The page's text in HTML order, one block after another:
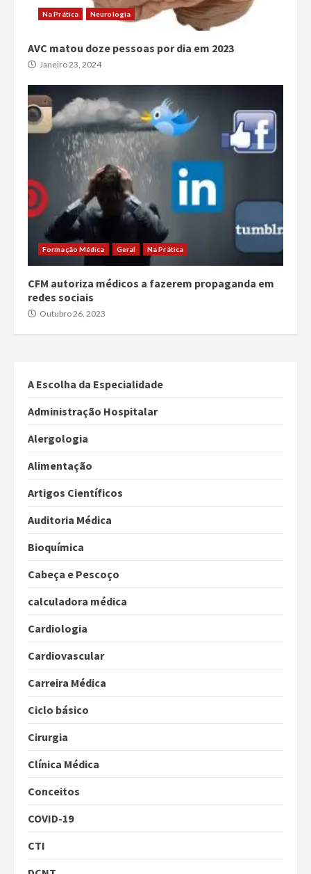
Na Prática Neurologia
AVC matou doze pessoas por dia em 2023
Janeiro 23, 2024
Formação Médica Geral Na Prática
CFM autoriza médicos a fazerem propaganda em
redes sociais
Outubro 26, 2023
A Escolha da Especialidade
Administração Hospitalar
Alergologia
Alimentação
Artigos Científicos
Auditoria Médica
Bioquímica
Cabeça e Pescoço
calculadora médica
Cardiologia
Cardiovascular
Carreira Médica
Ciclo básico
Cirurgia
Clínica Médica
Conceitos
COVID-19
CTI